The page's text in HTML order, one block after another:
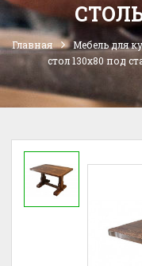
Главная Мебель для
стол 130x80 под